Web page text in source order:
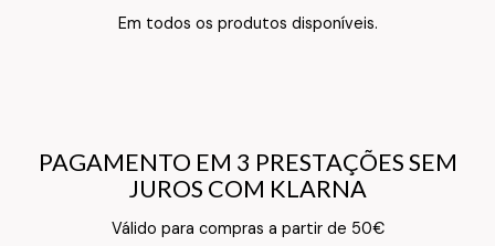
Em todos os produtos disponíveis.
Texto do Verso do Cartão de Informação
PAGAMENTO EM 3 PRESTAÇÕES SEM
JUROS COM KLARNA
Válido para compras a partir de 50€
PAGAMENTO EM 3 PRESTAÇÕES SEM
JUROS COM KLARNA
Texto do Verso do Cartão de Informação